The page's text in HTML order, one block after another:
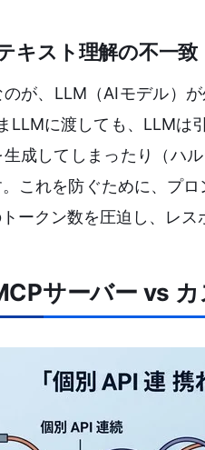
キスト理解の不一致
が、LLM（AIモデル）
LLMに渡しても、LLMは
成してしまったり（ハ
これを防ぐために、プ
ークン数を圧迫し、レ
サーバー vs